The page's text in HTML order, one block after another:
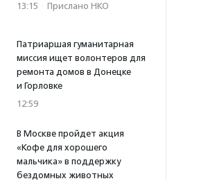
13:15 · Прислано НКО
Патриаршая гуманитарная
миссия ищет волонтеров для
ремонта домов в Донецке
и Горловке
12:59
В Москве пройдет акция
«Кофе для хорошего
мальчика» в поддержку
бездомных животных